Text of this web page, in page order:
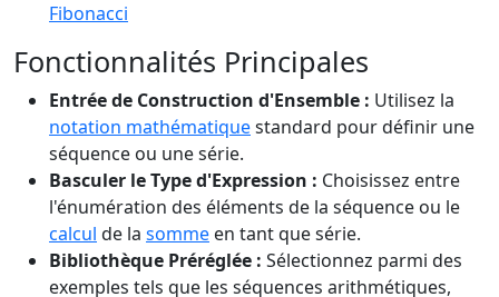
Fibonacci
Fonctionnalités Principales
Entrée de Construction d'Ensemble : Utilisez la
notation mathématiquestandard pour définir une
séquence ou une série.
Basculer le Type d'Expression : Choisissez entre
l'énumération des éléments de la séquence ou le
calcul de la somme en tant que série.
Bibliothèque Préréglée : Sélectionnez parmi des
exemples tels que les séquences arithmétiques,